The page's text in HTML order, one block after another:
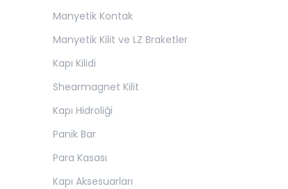
Manyetik Kontak
Manyetik Kilit ve LZ Braketler
Kapı Kilidi
Shearmagnet Kilit
Kapı Hidroliği
Panik Bar
Para Kasası
Kapı Aksesuarları